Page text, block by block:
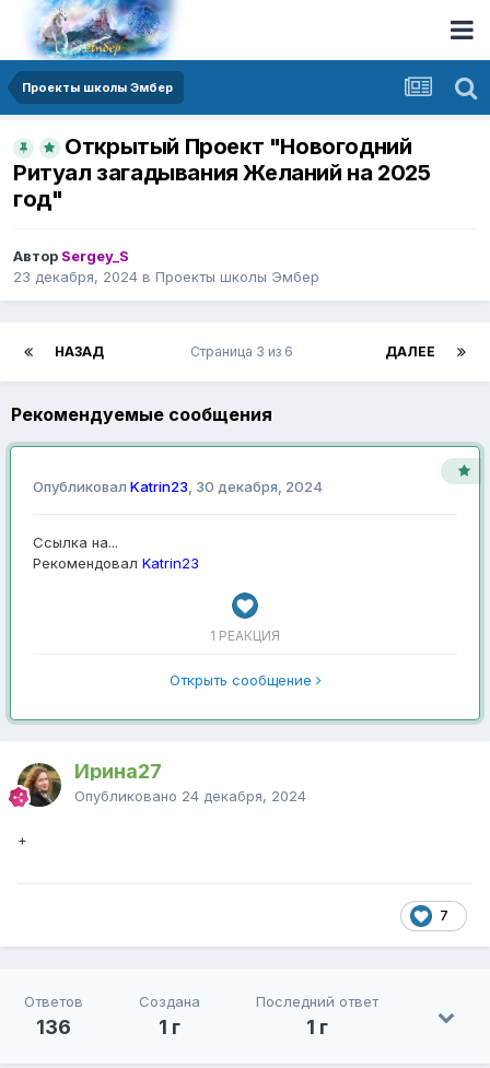
Проекты школы Эмбер
Открытый Проект "Новогодний
Ритуал загадывания Желаний на 2025
год"
Автор Sergey_S
23 декабря, 2024 в Проекты школы Эмбер
НАЗАД ДАЛЕЕ
Страница 3 из 6
Рекомендуемые сообщения
Опубликовал Katrin23, 30 декабря, 2024
Ссылка на...
Рекомендовал Katrin23
1 РЕАКЦИЯ
Открыть сообщение
Ирина27
Опубликовано 24 декабря, 2024
+
7
Ответов
136
Создана
1 г
Последний ответ
1 г